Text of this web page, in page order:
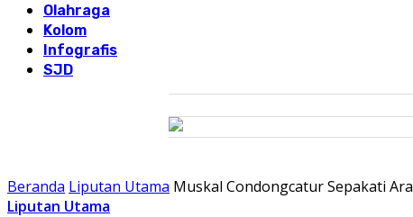
Olahraga
Kolom
Infografis
SJD
Beranda Liputan Utama Muskal Condongcatur Sepakati
Liputan Utama